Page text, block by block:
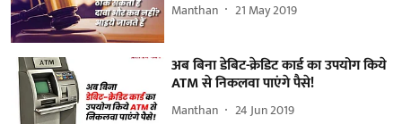
Manthan 21 May 2019
अब बिना डेबिट-क्रेडिट कार्ड का उपयोग किये
ATM से निकलवा पाएंगे पैसे!
Manthan 24 Jun 2019